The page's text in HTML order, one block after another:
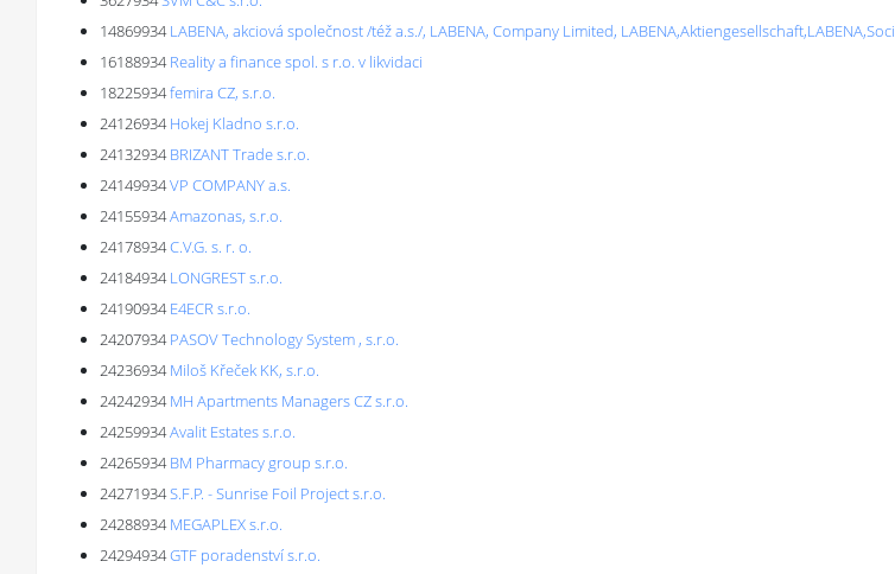
14869934 LABENA, akciová společnost /též a.s./, LABENA, Company Limited,
16188934 Reality a finance spol. s r.o. v likvidaci
18225934femira CZ, s.r.o.
24126934 Hokej Kladno s.r.o.
24132934 BRIZANT Trade s.r.o.
24149934VP COMPANY a.s.
24155934Amazonas, s.r.o.
24178934C.V.G. s. r. o.
24184934 LONGREST s.r.o.
24190934 E4ECR s.r.o.
24207934 PASOV Technology System , s.r.o.
24236934 Miloš Křeček KK, s.r.o.
24242934 MH Apartments Managers CZ s.r.o.
24259934Avalit Estates s.r.o.
24265934 BM Pharmacy group s.r.o.
24271934S.F.P. - Sunrise Foil Project s.r.o.
24288934 MEGAPLEX s.r.o.
24294934GTF poradenství s.r.o.